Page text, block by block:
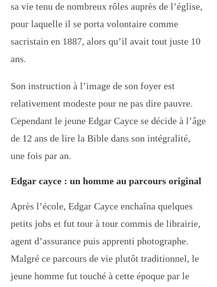
sa vie tenu de nombreux rôles auprès de l’église,
pour laquelle il se porta volontaire comme
sacristain en 1887, alors qu’il avait tout juste 10
ans.
Son instruction à l’image de son foyer est
relativement modeste pour ne pas dire pauvre.
Cependant le jeune Edgar Cayce se décide à l’âge
de 12 ans de lire la Bible dans son intégralité,
une fois par an.
Edgar cayce : un homme au parcours original
Après l’école, Edgar Cayce enchaîna quelques
petits jobs et fut tour à tour commis de librairie,
agent d’assurance puis apprenti photographe.
Malgré ce parcours de vie plutôt traditionnel, le
jeune homme fut touché à cette époque par le